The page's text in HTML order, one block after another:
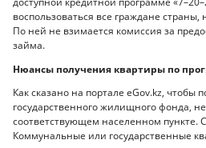
воспользоваться все граждане
По ней не взимается комиссия за
займа.
Нюансы получения квартиры по
Как сказано на портале eGov.kz, чтобы
государственного жилищного фонда,
соответствующем населенном пункте.
Коммунальные или государственные